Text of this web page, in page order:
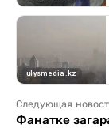
Следующая
Фанатке